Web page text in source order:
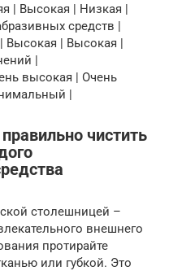
| Высокая | Низкая |
средств |
Высокая | Высокая |
|
высокая | Очень
|
чистить
столешницей –
внешнего
протирайте
или губкой. Это